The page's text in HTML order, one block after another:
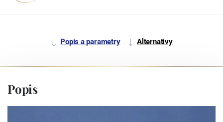
Popis a parametry Alternativy
Popis